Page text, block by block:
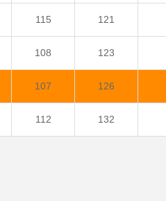
115 121
108 123
107 126
112 132